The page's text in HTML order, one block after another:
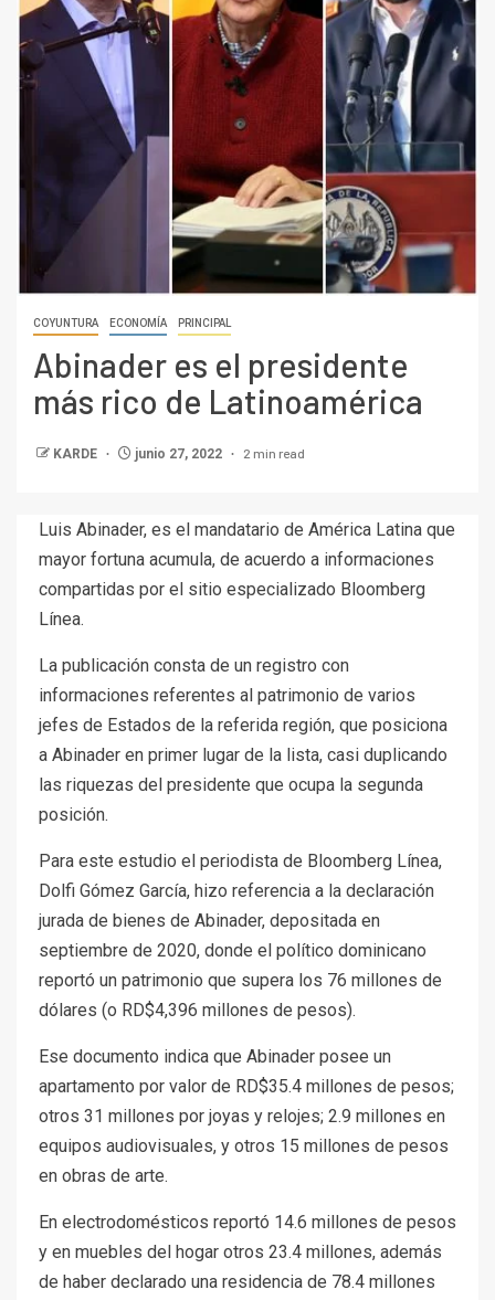
COYUNTURA ECONOMÍA PRINCIPAL
Abinader es el presidente
más rico de Latinoamérica
KARDE junio 27, 2022 2 min read
Luis Abinader, es el mandatario de América Latina que
mayor fortuna acumula, de acuerdo a informaciones
compartidas por el sitio especializado Bloomberg
Línea.
La publicación consta de un registro con
informaciones referentes al patrimonio de varios
jefes de Estados de la referida región, que posiciona
a Abinader en primer lugar de la lista, casi duplicando
las riquezas del presidente que ocupa la segunda
posición.
Para este estudio el periodista de Bloomberg Línea,
Dolfi Gómez García, hizo referencia a la declaración
jurada de bienes de Abinader, depositada en
septiembre de 2020, donde el político dominicano
reportó un patrimonio que supera los 76 millones de
dólares (o RD$4,396 millones de pesos).
Ese documento indica que Abinader posee un
apartamento por valor de RD$35.4 millones de pesos;
otros 31 millones por joyas y relojes; 2.9 millones en
equipos audiovisuales, y otros 15 millones de pesos
en obras de arte.
En electrodomésticos reportó 14.6 millones de pesos
y en muebles del hogar otros 23.4 millones, además
de haber declarado una residencia de 78.4 millones